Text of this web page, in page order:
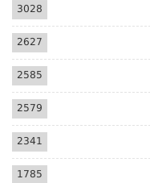
3028
2627
2585
2579
2341
1785